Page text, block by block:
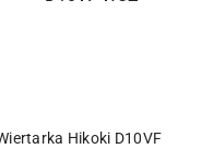
Hikoki D10VF
DODAJ DO KOSZYKA